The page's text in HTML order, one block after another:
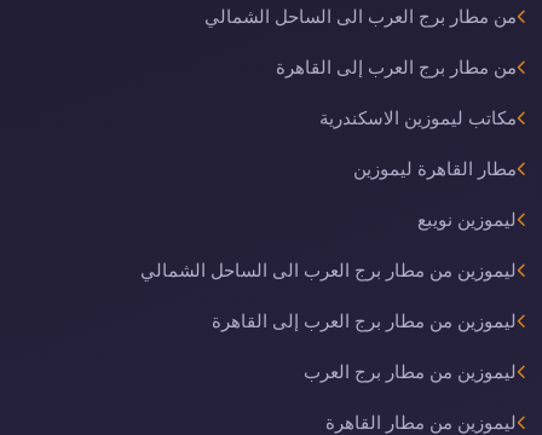
من مطار برج العرب الى الساحل الشمالي
من مطار برج العرب إلى القاهرة
مكاتب ليموزين الاسكندرية
مطار القاهرة ليموزين
ليموزين نويبع
ليموزين من مطار برج العرب الى الساحل الشمالي
ليموزين من مطار برج العرب إلى القاهرة
ليموزين من مطار برج العرب
ليموزين من مطار القاهرة